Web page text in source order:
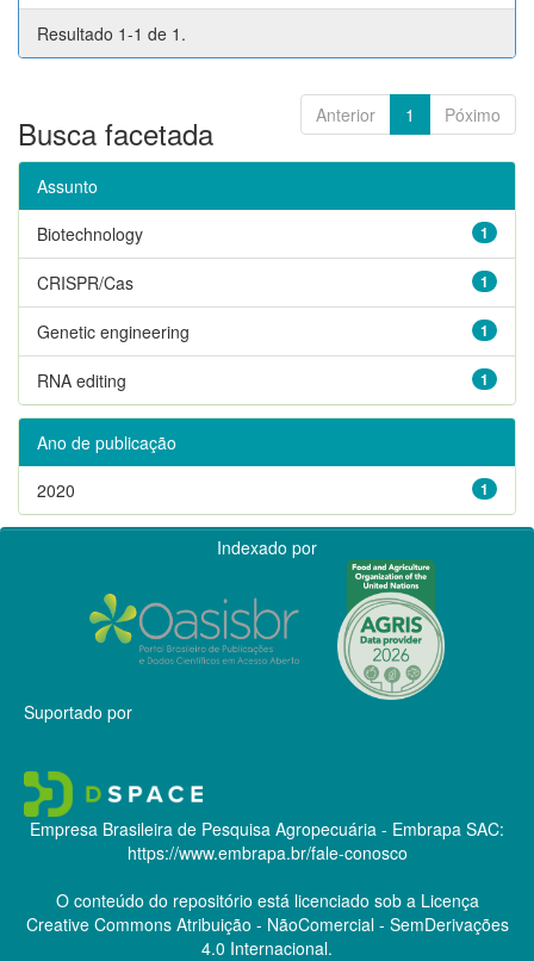
Resultado 1-1 de 1.
Anterior 1 Póximo
Busca facetada
Assunto
1
Biotechnology
1
CRISPR/Cas
1
Genetic engineering
1
RNA editing
Ano de publicação
1
2020
Indexado por
Suportado por
Empresa Brasileira de Pesquisa Agropecuária - Embrapa SAC:
https://www.embrapa.br/fale-conosco
O conteúdo do repositório está licenciado sob a Licença
Creative CommonsAtribuição - NãoComercial - SemDerivações
4.0 Internacional.